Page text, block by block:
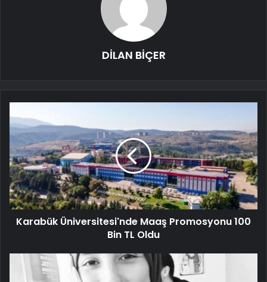
DİLAN BİÇER
Karabük Üniversitesi'nde Maaş Promosyonu 100
Bin TL Oldu